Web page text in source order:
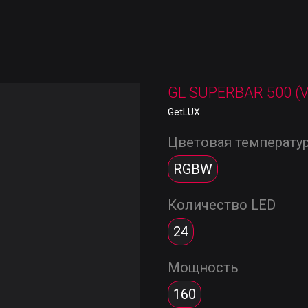
GL SUPERBAR 500
GetLUX
Цветовая
RGBW
Количество LED
24
Мощность
160